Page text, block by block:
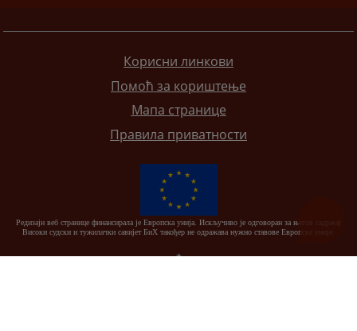
Корисни линкови
Помоћ за кориштење
Мапа странице
Правила приватности
Редизајн веб странице финансирала је Европска унија. Искључиво је одговоран за његов садржај
Високи судски и тужилачки савијет БиХ такођер не одражава нужно ставове Европске уније.